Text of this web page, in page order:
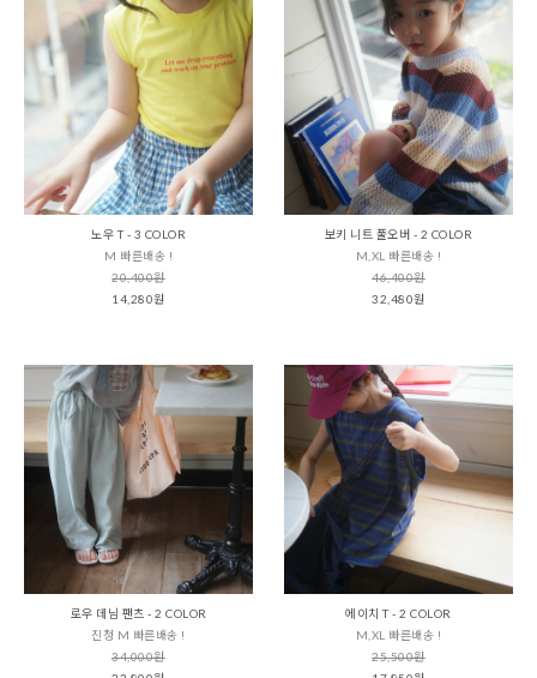
노우 T - 3 COLOR
M 빠른배송 !
20,400원
14,280원
보키 니트 풀오버 - 2 COLOR
M,XL 빠른배송 !
46,400원
32,480원
로우 데님 팬츠 - 2 COLOR
진청 M 빠른배송 !
34,000원
에이치 T - 2 COLOR
M,XL 빠른배송 !
25,500원